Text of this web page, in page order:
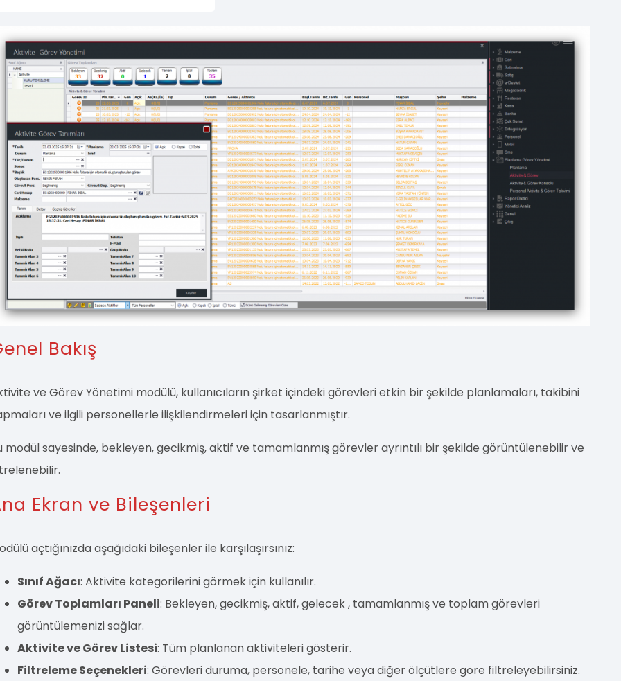
Bakış
ve Görev Yönetimi modülü, kullanıcıların şirket içindeki görevleri etkin bir şekilde planlamaları, takibini
ve ilgili personellerle ilişkilendirmeleri için tasarlanmıştır.
modül sayesinde, bekleyen, gecikmiş, aktif ve tamamlanmış görevler ayrıntılı bir şekilde görüntülenebilir ve
Ekran ve Bileşenleri
açtığınızda aşağıdaki bileşenler ile karşılaşırsınız:
Sınıf Ağacı: Aktivite kategorilerini görmek için kullanılır.
Görev Toplamları Paneli: Bekleyen, gecikmiş, aktif, gelecek , tamamlanmış ve toplam görevleri
görüntülemenizi sağlar.
Aktivite ve Görev Listesi: Tüm planlanan aktiviteleri gösterir.
Filtreleme Seçenekleri: Görevleri duruma, personele, tarihe veya diğer ölçütlere göre filtreleyebilirsiniz.